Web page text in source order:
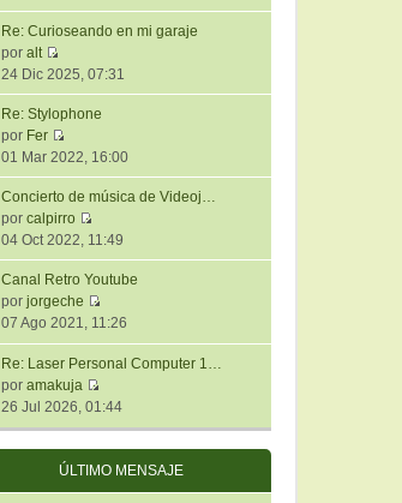
j
m
e
s
a
j
t
i
o
m
e
n
s
a
j
e
r
l
t
i
o
m
e
s
a
j
e
Re: Curioseando en mi garaje
poralt
V
e
r
ú
l
t
i
m
o
m
e
n
s
a
j
e
24 Dic 2025, 07:31
Re: Stylophone
por Fer
V
e
r
ú
l
t
i
m
o
m
e
n
s
a
j
e
01 Mar 2022, 16:00
Concierto de música de Videoj…
porcalpirro
V
e
r
ú
l
t
i
m
o
m
e
n
s
04 Oct 2022, 11:49
Canal Retro Youtube
porjorgeche
V
r
l
t
i
m
o
07 Ago 2021, 11:26
Re: Laser Personal Computer 1…
poramakuja
V
ú
26 Jul 2026, 01:44
ÚLTIMO MENSAJE